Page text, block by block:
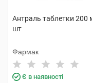
Антраль таблетки 200
шт
Фармак
Є в наявності